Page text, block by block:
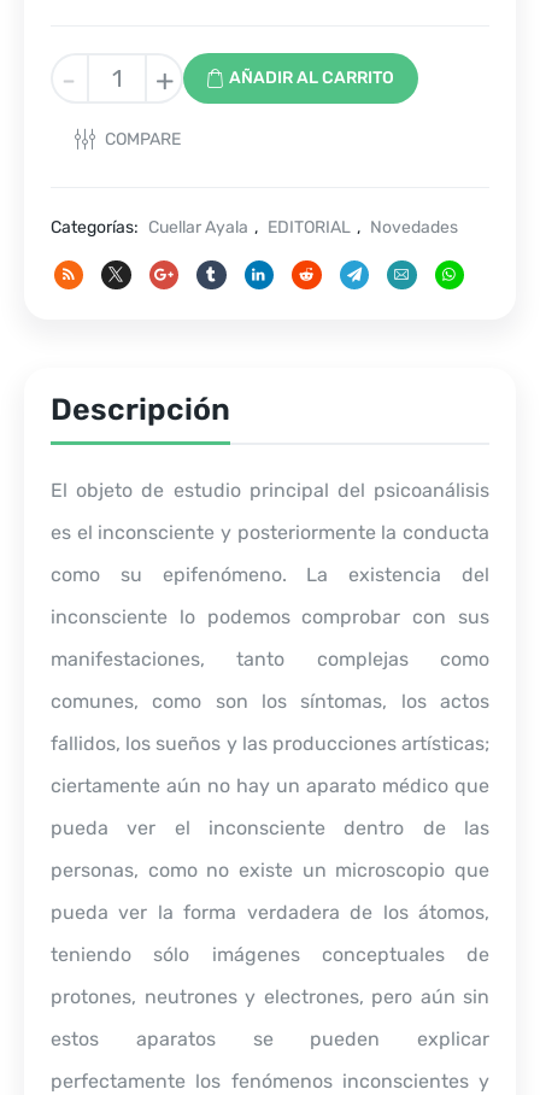
-
Tratado
Psicoanálisis
cantidad
+ AÑADIR AL CARRITO
COMPARE
Categorías: Cuellar Ayala , EDITORIAL , Novedades
Descripción
El objeto de estudio principal del psicoanálisis
es el inconsciente y posteriormente la conducta
como su epifenómeno. La existencia del
inconsciente lo podemos comprobar con sus
manifestaciones, tanto complejas como
comunes, como son los síntomas, los actos
fallidos, los sueños y las producciones artísticas;
ciertamente aún no hay un aparato médico que
pueda ver el inconsciente dentro de las
personas, como no existe un microscopio que
pueda ver la forma verdadera de los átomos,
teniendo sólo imágenes conceptuales de
protones, neutrones y electrones, pero aún sin
estos aparatos se pueden explicar
perfectamente los fenómenos inconscientes y